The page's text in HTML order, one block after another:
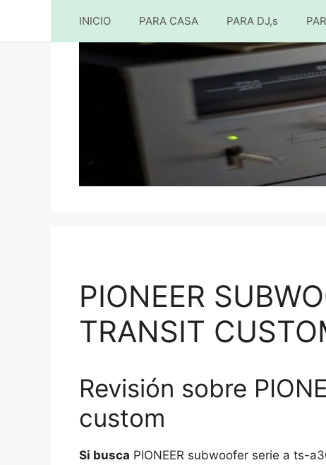
al
INICIO PARA CASA PARA DJ,s
PIONEER
TRANSIT
Revisión sobre
custom
Si busca PIONEER subwoofer serie a ts-